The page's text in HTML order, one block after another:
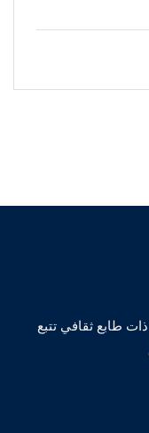
طابع ثقافي تتبع